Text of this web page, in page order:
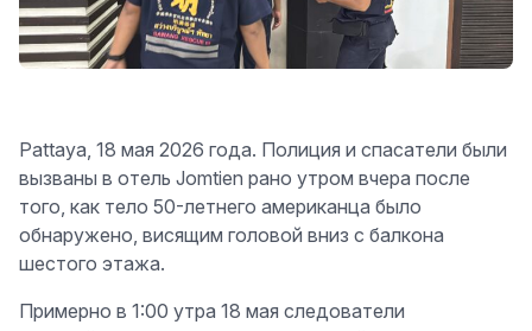
Pattaya, 18 мая 2026 года. Полиция и спасатели были
вызваны в отель Jomtien рано утром вчера после
того, как тело 50-летнего американца было
обнаружено, висящим головой вниз с балкона
шестого этажа.
Примерно в 1:00 утра 18 мая следователи